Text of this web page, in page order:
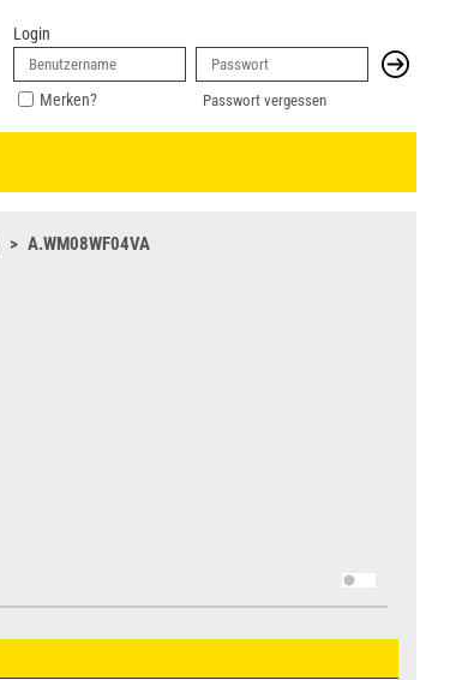
Login
Merken? Passwort vergessen
A.WM08WF04VA